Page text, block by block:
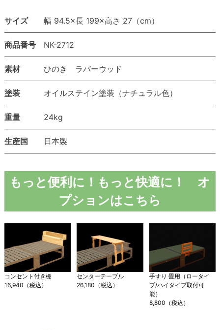
サイズ 幅 94.5×長 199×高さ 27（cm）
商品番号 NK-2712
素材 ひのき ラバーウッド
塗装 オイルステイン塗装（ナチュラル色）
重量 24kg
生産国 日本製
もっと便利に！もっと快適に！ オ
プションはこちら
コンセント付き棚
16,940（税込）
センターテーブル
26,180（税込）
手すり 畳用（ロータイ
プ/ハイタイプ取付可
能）
8,800（税込）